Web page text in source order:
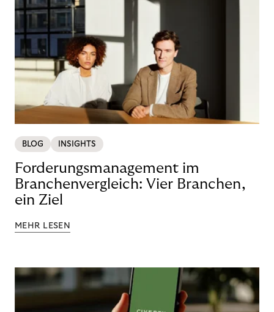
BLOG INSIGHTS
Forderungsmanagement im
Branchenvergleich: Vier Branchen,
ein Ziel
MEHR LESEN